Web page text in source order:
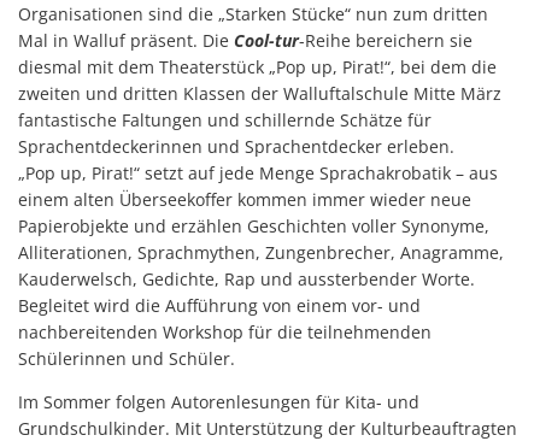
Organisationen sind die „Starken Stücke“ nun zum dritten
Mal in Walluf präsent. Die Cool-tur-Reihe bereichern sie
diesmal mit dem Theaterstück „Pop up, Pirat!“, bei dem die
zweiten und dritten Klassen der Walluftalschule Mitte März
fantastische Faltungen und schillernde Schätze für
Sprachentdeckerinnen und Sprachentdecker erleben.
„Pop up, Pirat!“ setzt auf jede Menge Sprachakrobatik – aus
einem alten Überseekoffer kommen immer wieder neue
Papierobjekte und erzählen Geschichten voller Synonyme,
Alliterationen, Sprachmythen, Zungenbrecher, Anagramme,
Kauderwelsch, Gedichte, Rap und aussterbender Worte.
Begleitet wird die Aufführung von einem vor- und
nachbereitenden Workshop für die teilnehmenden
Schülerinnen und Schüler.
Im Sommer folgen Autorenlesungen für Kita- und
Grundschulkinder. Mit Unterstützung der Kulturbeauftragten